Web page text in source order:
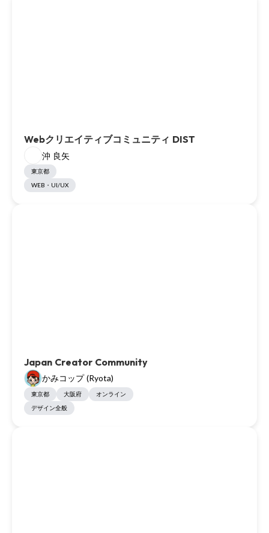
Webクリエイティブコミュニティ DIST
沖 良矢
東京都
WEB・UI/UX
Japan Creator Community
かみコップ (Ryota)
東京都 大阪府
オンライン
デザイン全般